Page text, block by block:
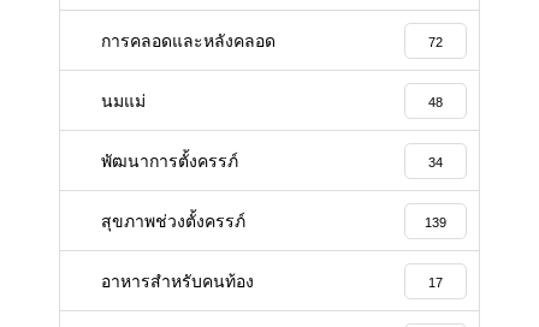
การคลอดและหลังคลอด 72
นมแม่ 48
พัฒนาการตั้งครรภ์ 34
สุขภาพช่วงตั้งครรภ์ 139
อาหารสําหรับคนท้อง 17